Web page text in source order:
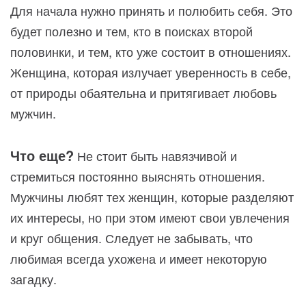
Для начала нужно принять и полюбить себя. Это
будет полезно и тем, кто в поисках второй
половинки, и тем, кто уже состоит в отношениях.
Женщина, которая излучает уверенность в себе,
от природы обаятельна и притягивает любовь
мужчин.
Что еще? Не стоит быть навязчивой и
стремиться постоянно выяснять отношения.
Мужчины любят тех женщин, которые разделяют
их интересы, но при этом имеют свои увлечения
и круг общения. Следует не забывать, что
любимая всегда ухожена и имеет некоторую
загадку.